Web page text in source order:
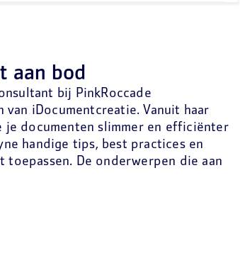
aan bod
bij PinkRoccade
van iDocumentcreatie. Vanuit haar
je documenten slimmer en efficiënter
handige tips, best practices en
De onderwerpen die aan